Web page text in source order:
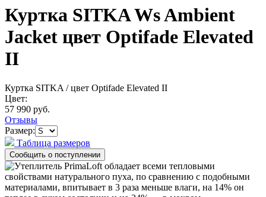
Куртка SITKA Ws Ambient
Jacket цвет Optifade Elevated
II
Куртка SITKA / цвет Optifade Elevated II
Цвет:
57 990 руб.
Отзывы
Размер:
Таблица размеров